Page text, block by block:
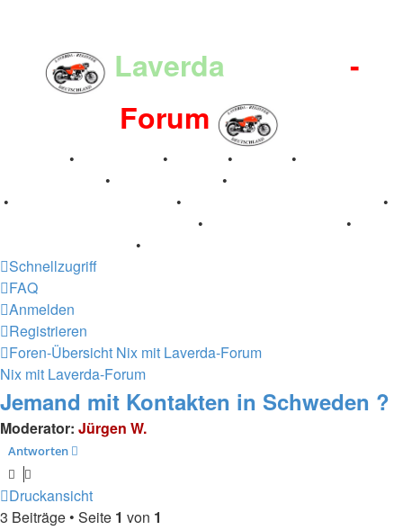
Laverda
-
Forum
• • •
•
• •
•
•
•
•
•
•
Schnellzugriff
FAQ
Anmelden
Registrieren
Foren-Übersicht Nix mit Laverda-Forum
Nix mit Laverda-Forum
Jemand mit Kontakten in Schweden ?
Moderator: Jürgen W.
Antworten
Druckansicht
3 Beiträge • Seite 1 von 1